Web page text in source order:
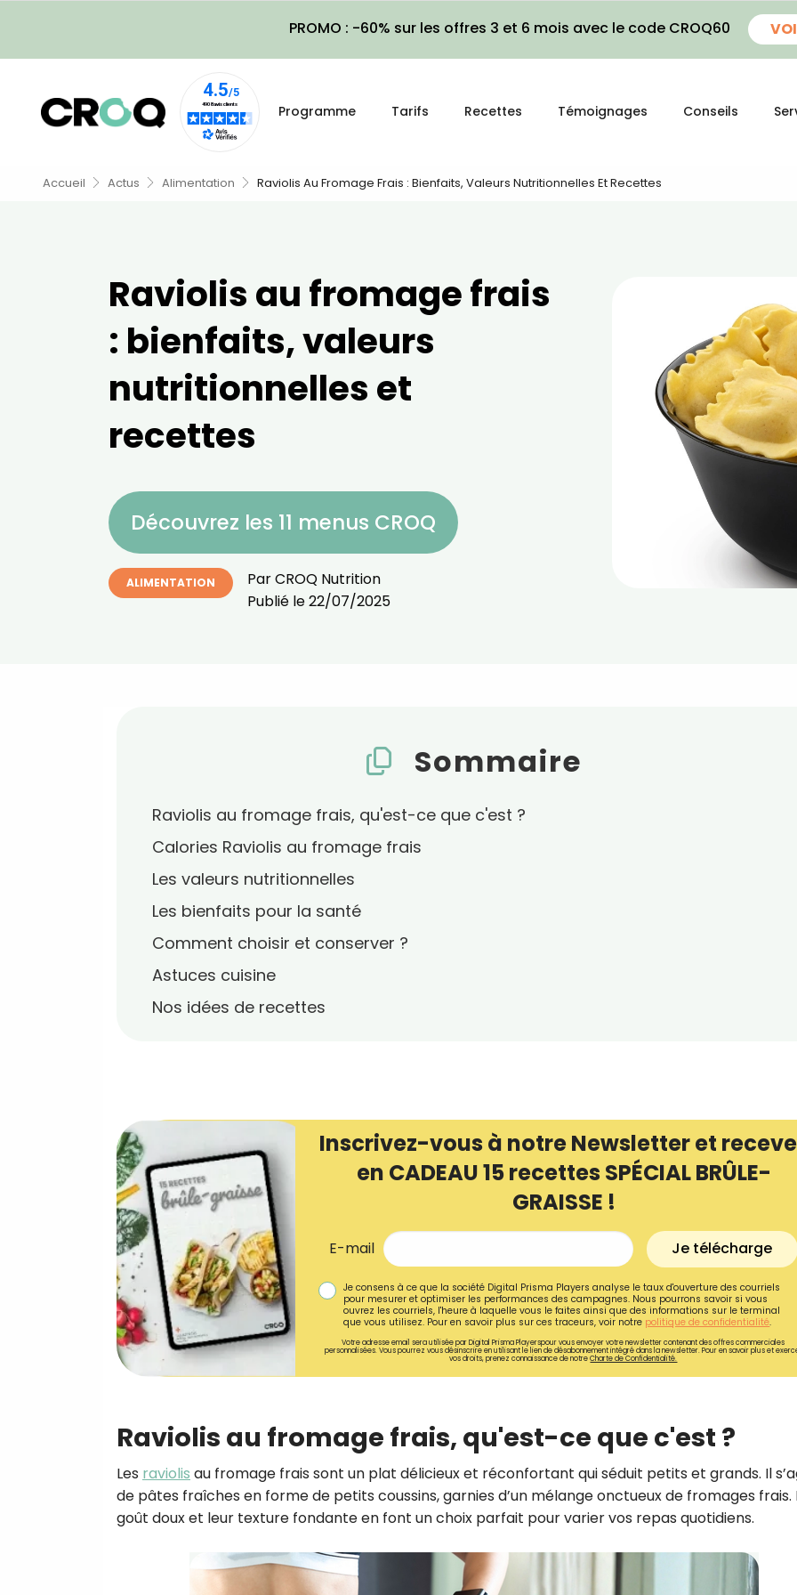
PROMO : -60% sur les offres 3 et 6 mois avec le code CROQ60
Programme Tarifs Recettes Témoignages Conseils
Accueil Actus Alimentation Raviolis Au Fromage Frais : Bienfaits, Valeurs Nutritionnelles Et Recettes
Raviolis au fromage frais
: bienfaits, valeurs
nutritionnelles et
recettes
Découvrez les 11 menus CROQ
ALIMENTATION ParCROQ Nutrition
Publié le22/07/2025
Sommaire
Raviolis au fromage frais, qu'est-ce que c'est ?
Calories Raviolis au fromage frais
Les valeurs nutritionnelles
Les bienfaits pour la santé
Comment choisir et conserver ?
Astuces cuisine
Nos idées de recettes
Inscrivez-vous à notre Newsletter et
en CADEAU 15 recettes SPÉCIAL BRÛLE-
GRAISSE !
E-mail Je télécharge
Je consens à ce que la société Digital Prisma Players analyse le taux d'ouverture des courriels
pour mesurer et optimiser les performances des campagnes. Nous pourrons savoir si vous
ouvrez les courriels, l'heure à laquelle vous le faites ainsi que des informations sur le terminal
que vous utilisez. Pour en savoir plus sur ces traceurs, voir notre politique de confidentialité.
Votre adresse email sera utilisée par Digital Prisma Playerspour vous envoyer votre newsletter contenant des offres commerciales
personnalisées. Vous pourrez vous désinscrire en utilisant le lien de désabonnement intégré dans la newsletter. Pour en savoir plus et
vos droits, prenez connaissance de notreCharte de Confidentialité.
Raviolis au fromage frais, qu'est-ce que c'est ?
Les raviolis au fromage frais sont un plat délicieux et réconfortant qui séduit petits et grands. Il
de pâtes fraîches en forme de petits coussins, garnies d’un mélange onctueux de fromages frais.
goût doux et leur texture fondante en font un choix parfait pour varier vos repas quotidiens.
Recevez
recettes inédites de
!
Ainsi que la newsletter